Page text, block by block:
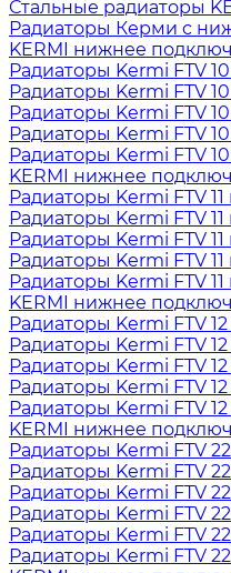
Стальные радиаторы
Радиаторы Керми с
KERMI нижнее
Радиаторы Kermi FTV
Радиаторы Kermi FTV
Радиаторы Kermi FTV
Радиаторы Kermi FTV
Радиаторы Kermi FTV
KERMI нижнее
Радиаторы Kermi FTV
Радиаторы Kermi FTV
Радиаторы Kermi FTV
Радиаторы Kermi FTV
Радиаторы Kermi FTV
KERMI нижнее
Радиаторы Kermi FTV
Радиаторы Kermi FTV
Радиаторы Kermi FTV
Радиаторы Kermi FTV
Радиаторы Kermi FTV
KERMI нижнее
Радиаторы Kermi FTV
Радиаторы Kermi FTV
Радиаторы Kermi FTV
Радиаторы Kermi FTV
Радиаторы Kermi FTV
Радиаторы Kermi FTV